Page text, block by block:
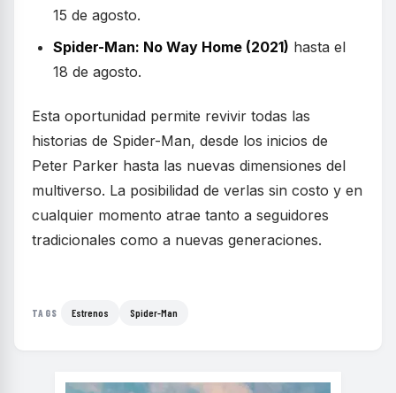
15 de agosto.
Spider-Man: No Way Home (2021) hasta el
18 de agosto.
Esta oportunidad permite revivir todas las
historias de Spider-Man, desde los inicios de
Peter Parker hasta las nuevas dimensiones del
multiverso. La posibilidad de verlas sin costo y en
cualquier momento atrae tanto a seguidores
tradicionales como a nuevas generaciones.
TAGS Estrenos Spider-Man